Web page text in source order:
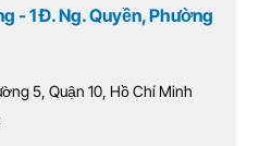
- 1 Đ. Ng. Quyền, Phường
5, Quận 10, Hồ Chí Minh